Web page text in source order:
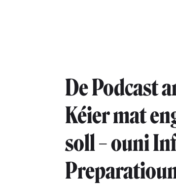
De Podcast
Kéier mat
soll – ouni